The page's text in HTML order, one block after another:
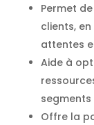
Permet
clients,
attentes
Aide à
Offre la